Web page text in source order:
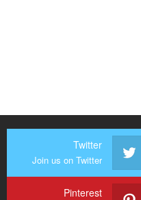
Twitter
Join us on Twitter
Pinterest